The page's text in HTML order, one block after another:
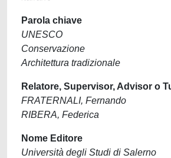
Parola chiave
UNESCO
Conservazione
Architettura tradizionale
Relatore, Supervisor, Advisor o
FRATERNALI, Fernando
RIBERA, Federica
Nome Editore
Università degli Studi di Salerno